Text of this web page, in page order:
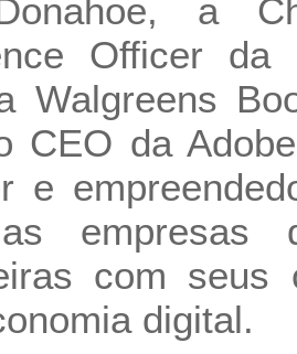
a
Officer
Walgreens
CEO da
e
empresas
com seus
digital.